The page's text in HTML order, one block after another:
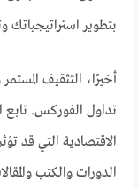
بتطوير
أخيرًا، التثقيف
تداول الفوركس. تابع
الاقتصادية التي قد
الدورات والكتب